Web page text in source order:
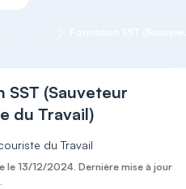
SST (Sauveteur
du Travail)
du Travail
le 13/12/2024. Dernière mise à jour